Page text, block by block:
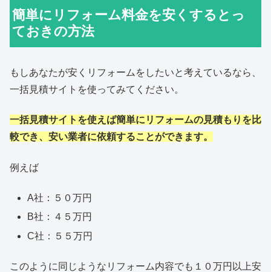
簡単にリフォーム料金を安くするとっ
ておきの方法
もしあなたが安くリフォームをしたいと考えているなら、
一括見積サイトを使ってみてください。
一括見積サイトを使えば簡単にリフォームの見積もりを比
較でき、安い業者に依頼することができます。
例えば
A社：５０万円
B社：４５万円
C社：５５万円
このように同じようなリフォーム内容でも１０万円以上安